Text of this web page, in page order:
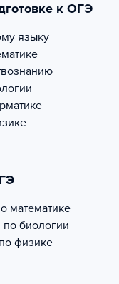
к ОГЭ
языку
математике
биологии
физике